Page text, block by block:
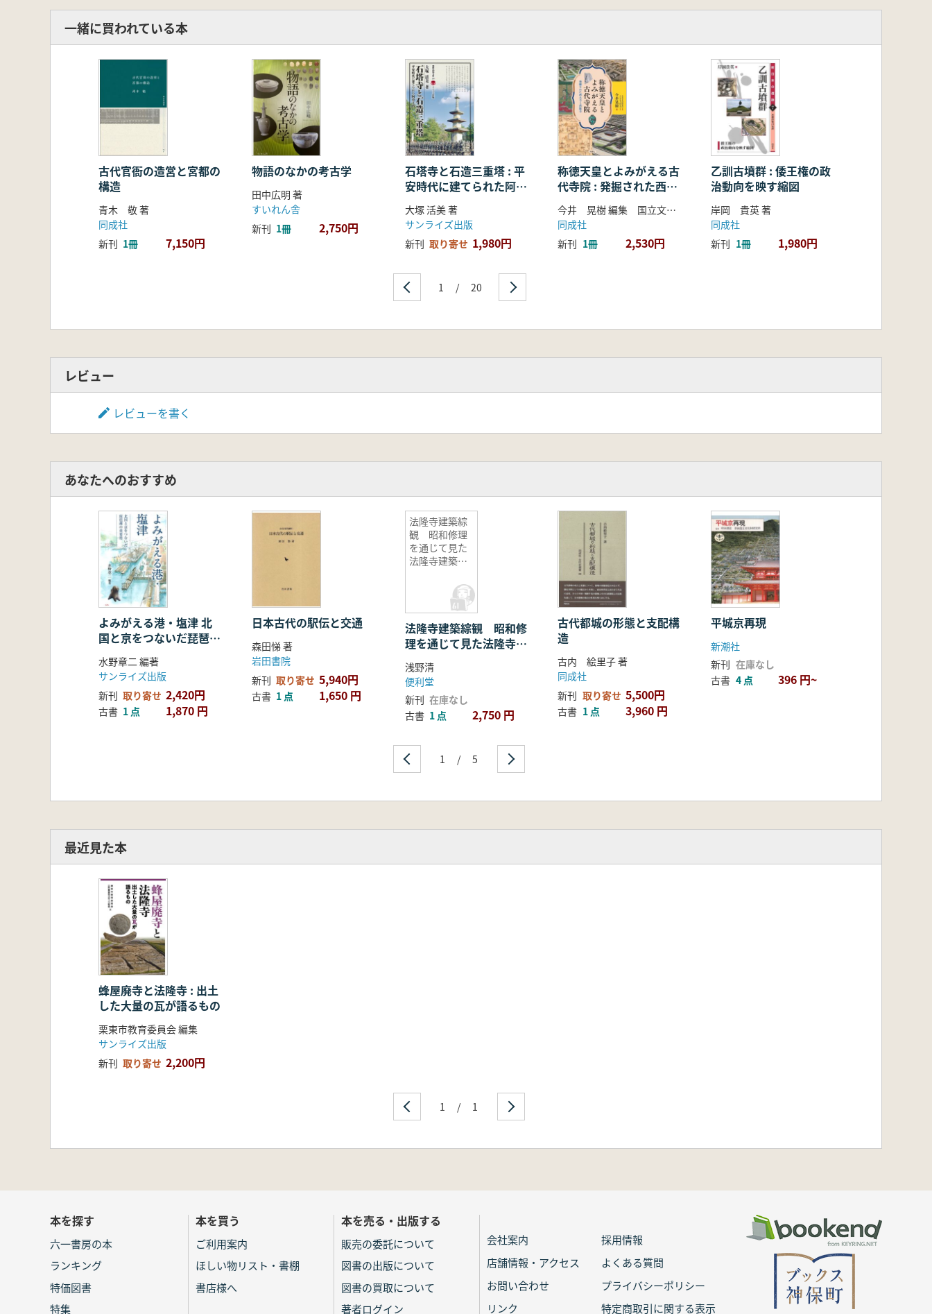
一緒に買われている本
古代官衙の造営と宮都の
構造
青木 敬 著
同成社
新刊 1冊 7,150円
物語のなかの考古学
田中広明 著
すいれん舎
新刊 1冊 2,750円
石塔寺と石造三重塔 : 平
安時代に建てられた阿育
王塔
大塚 活美 著
サンライズ出版
新刊 取り寄せ 1,980円
称徳天皇とよみがえる古
代寺院 : 発掘された西大
寺と西隆寺
今井 晃樹 編集 国立文化財機構奈良文化財研究所 監
同成社
新刊 1冊 2,530円
乙訓古墳群 : 倭王権の政
治動向を映す縮図
岸岡 貴英 著
同成社
新刊 1冊 1,980円
1 / 20
レビュー
レビューを書く
あなたへのおすすめ
よみがえる港・塩津 北
国と京をつないだ琵琶湖
の重要港
水野章二 編著
サンライズ出版
新刊 取り寄せ 2,420円
古書 1 点 1,870 円
日本古代の駅伝と交通
森田悌 著
岩田書院
新刊 取り寄せ 5,940円
古書 1 点 1,650 円
法隆寺建築綜
観 昭和修理
を通じて見た
法隆寺建築の
法隆寺建築綜観 昭和修
理を通じて見た法隆寺建
築の研究
浅野清
便利堂
新刊 在庫なし
古書 1 点 2,750 円
古代都城の形態と支配構
造
古内 絵里子 著
同成社
新刊 取り寄せ 5,500円
古書 1 点 3,960 円
平城京再現
新潮社
新刊 在庫なし
古書 4 点 396 円~
1 / 5
最近見た本
蜂屋廃寺と法隆寺 : 出土
した大量の瓦が語るもの
栗東市教育委員会 編集
サンライズ出版
新刊 取り寄せ 2,200円
1 / 1
本を探す
六一書房の本
ランキング
特価図書
特集
本を買う
ご利用案内
ほしい物リスト・書棚
書店様へ
本を売る・出版する
販売の委託について
図書の出版について
図書の買取について
著者ログイン
会社案内
採用情報
店舗情報・アクセス
よくある質問
お問い合わせ
プライバシーポリシー
リンク
特定商取引に関する表示